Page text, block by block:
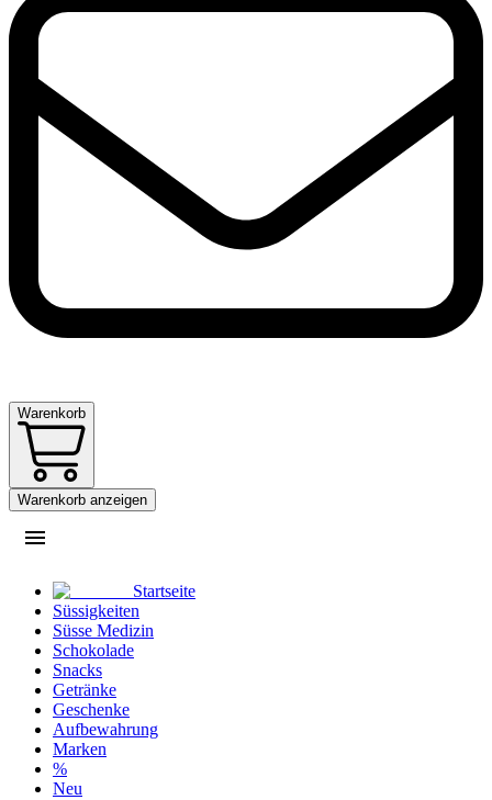
Warenkorb
Warenkorb anzeigen
Startseite
Süssigkeiten
Süsse Medizin
Schokolade
Snacks
Getränke
Geschenke
Aufbewahrung
Marken
%
Neu